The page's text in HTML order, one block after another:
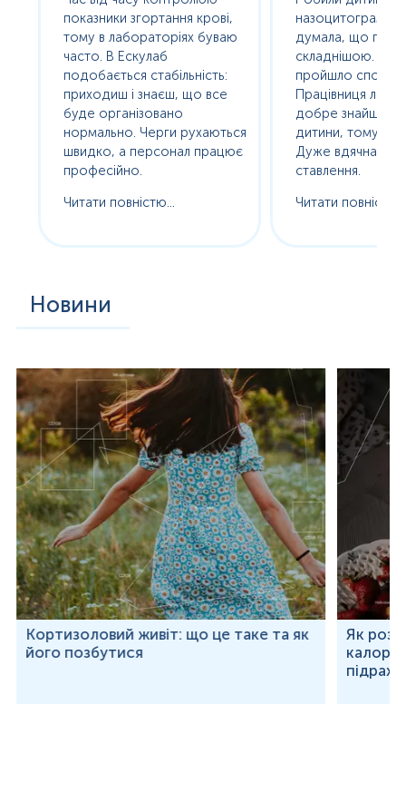
показники згортання крові,
тому в лабораторіях буваю
часто. В Ескулаб
подобається стабільність:
приходиш і знаєш, що все
буде організовано
нормально. Черги рухаються
швидко, а персонал працює
професійно.
Читати повністю...
назоцитограму.
думала, що
складнішою.
пройшло
Працівниця
добре знайшла
дитини, тому без
Дуже вдячна за
ставлення.
Читати повністю...
Новини
Кортизоловий живіт: що це таке та як
його позбутися
Як